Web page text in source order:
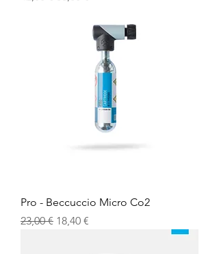
Pro - Beccuccio Micro Co2
Prezzo regolare
23,00 € Prezzo scontato
18,40 €